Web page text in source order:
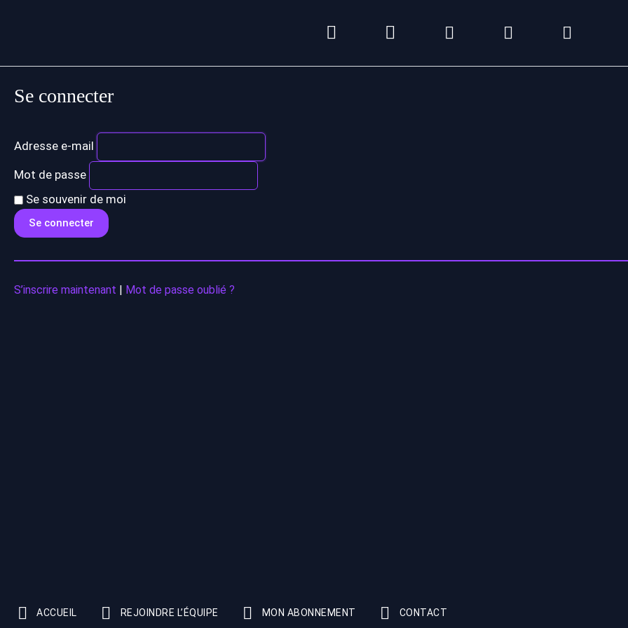
Se connecter
Adresse e-mail
Mot de passe
Se souvenir de moi
S’inscrire maintenant | Mot de passe oublié ?
ACCUEIL REJOINDRE L’ÉQUIPE MON ABONNEMENT CONTACT